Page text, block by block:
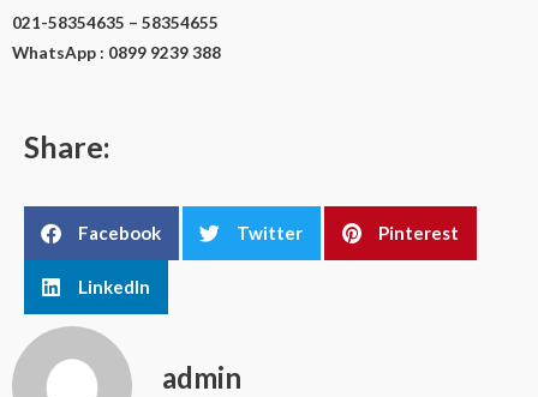
021-58354635 – 58354655
WhatsApp : 0899 9239 388
Share:
Facebook Twitter Pinterest
LinkedIn
admin